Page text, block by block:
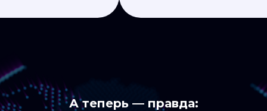
А теперь — правда: